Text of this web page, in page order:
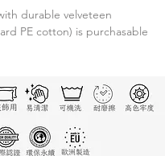
durable velveteen
PE cotton) is purchasable